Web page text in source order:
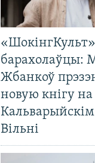
барахолаўцы:
Жбанкоў
новую кнігу на
Вільні